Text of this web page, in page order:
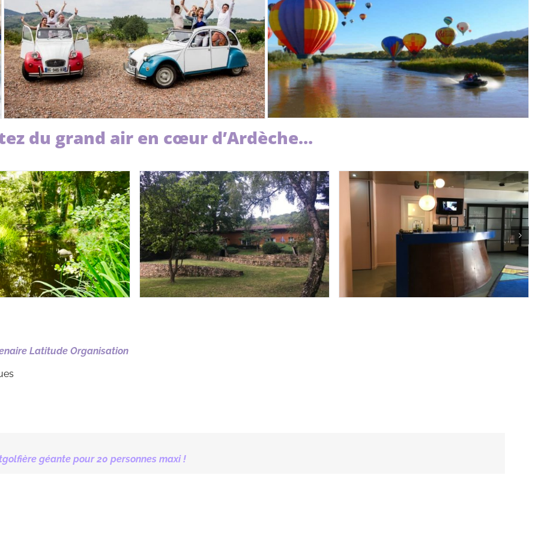
du grand air en cœur d’Ardèche…
Latitude Organisation
géante pour 20 personnes maxi !